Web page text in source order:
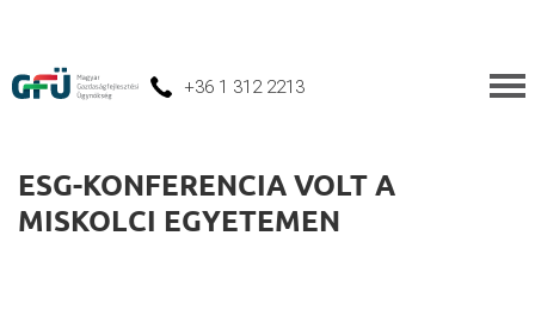
+36 1 312 2213
ESG-KONFERENCIA VOLT A
MISKOLCI EGYETEMEN